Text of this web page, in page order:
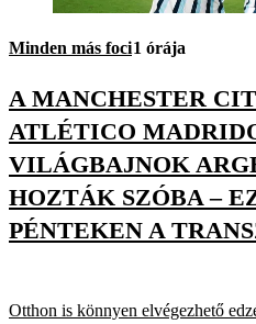
Minden más foci1 órája
A MANCHESTER
ATLÉTICO
VILÁGBAJNOK
HOZTÁK SZÓBA –
PÉNTEKEN A
Otthon is könnyen elvégezhető